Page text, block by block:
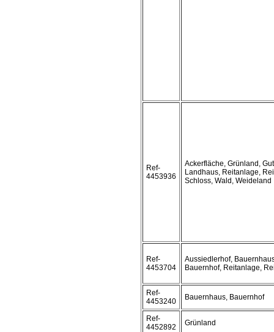
Ref-
4453936
Ackerfläche, Grünland,
Landhaus, Reitanlage,
Schloss, Wald, Weideland
Ref-
4453704
Aussiedlerhof,
Bauernhof, Reitanlage,
Ref-
4453240
Bauernhaus, Bauernhof
Ref-
4452892
Grünland